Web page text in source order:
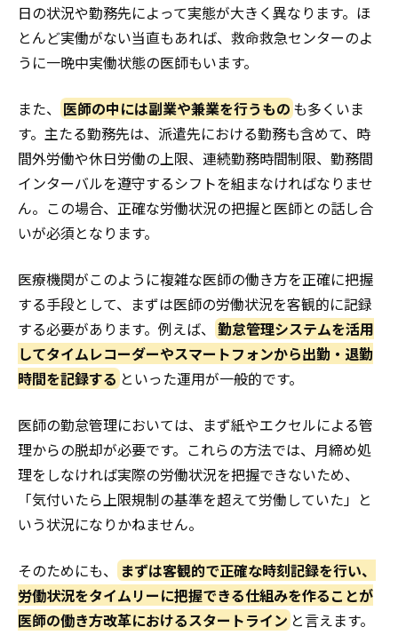
日の状況や勤務先によって実態が大きく異なります。ほ
とんど実働がない当直もあれば、救命救急センターのよ
うに一晩中実働状態の医師もいます。
また、 医師の中には副業や兼業を行うもの も多くいま
す。主たる勤務先は、派遣先における勤務も含めて、時
間外労働や休日労働の上限、連続勤務時間制限、勤務間
インターバルを遵守するシフトを組まなければなりませ
ん。この場合、正確な労働状況の把握と医師との話し合
いが必須となります。
医療機関がこのように複雑な医師の働き方を正確に把握
する手段として、まずは医師の労働状況を客観的に記録
する必要があります。例えば、 勤怠管理システムを活用
してタイムレコーダーやスマートフォンから出勤・退勤
時間を記録する といった運用が一般的です。
医師の勤怠管理においては、まず紙やエクセルによる管
理からの脱却が必要です。これらの方法では、月締め処
理をしなければ実際の労働状況を把握できないため、
「気付いたら上限規制の基準を超えて労働していた」と
いう状況になりかねません。
そのためにも、
まずは客観的で正確な時刻記録を行い、
労働状況をタイムリーに把握できる仕組みを作ることが
医師の働き方改革におけるスタートライン と言えます。